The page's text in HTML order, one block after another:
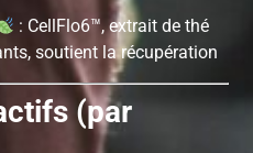
: CellFlo6™, extrait de thé
soutient la récupération
(par